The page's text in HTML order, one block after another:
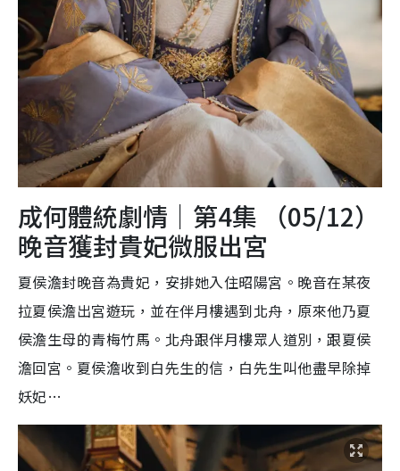
成何體統劇情｜第4集 （05/12）
晚音獲封貴妃微服出宮
夏侯澹封晚音為貴妃，安排她入住昭陽宮。晚音在某夜
拉夏侯澹出宮遊玩，並在伴月樓遇到北舟，原來他乃夏
侯澹生母的青梅竹馬。北舟跟伴月樓眾人道別，跟夏侯
澹回宮。夏侯澹收到白先生的信，白先生叫他盡早除掉
妖妃…